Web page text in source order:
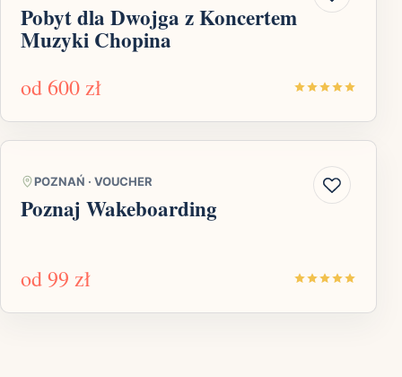
Pobyt dla Dwojga z Koncertem
Muzyki Chopina
od600 zł
POZNAŃ · VOUCHER
Poznaj Wakeboarding
od99 zł